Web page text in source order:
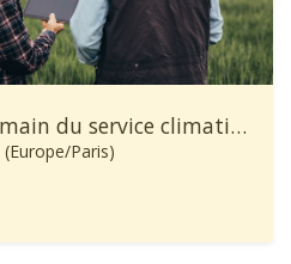
[Formation] Prise en main du service climatique Climadiag Agriculture et Forêt
(Europe/Paris)